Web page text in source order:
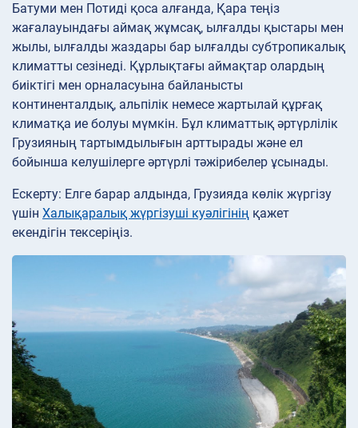
Батуми мен Потиді қоса алғанда, Қара теңіз
жағалауындағы аймақ жұмсақ, ылғалды қыстары мен
жылы, ылғалды жаздары бар ылғалды субтропикалық
климатты сезінеді. Құрлықтағы аймақтар олардың
биіктігі мен орналасуына байланысты
континенталдық, альпілік немесе жартылай құрғақ
климатқа ие болуы мүмкін. Бұл климаттық әртүрлілік
Грузияның тартымдылығын арттырады және ел
бойынша келушілерге әртүрлі тәжірибелер ұсынады.
Ескерту: Елге барар алдында, Грузияда көлік жүргізу
үшін Халықаралық жүргізуші куәлігінің қажет
екендігін тексеріңіз.